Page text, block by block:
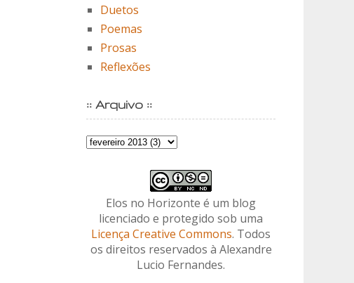
Duetos
Poemas
Prosas
Reflexões
:: Arquivo ::
Elos no Horizonte é um blog
licenciado e protegido sob uma
Licença Creative Commons. Todos
os direitos reservados à Alexandre
Lucio Fernandes.